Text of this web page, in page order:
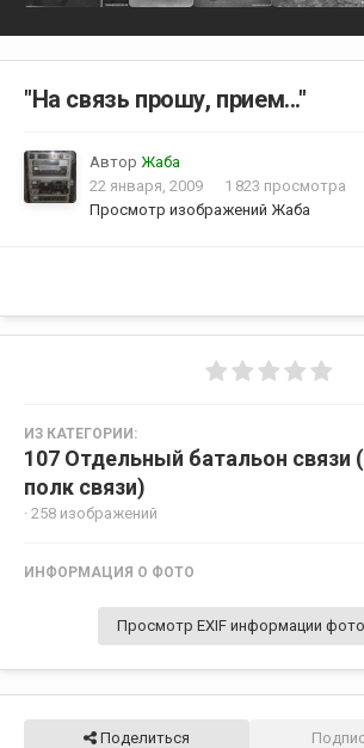
"На связь прошу, прием..."
Автор Жаба
22 января, 2009
1 823 просмотра
Просмотр изображений Жаба
ИЗ КАТЕГОРИИ:
107 Отдельный батальон связи
полк связи)
· 258 изображений
ИНФОРМАЦИЯ О ФОТО
Просмотр EXIF информации
Поделиться